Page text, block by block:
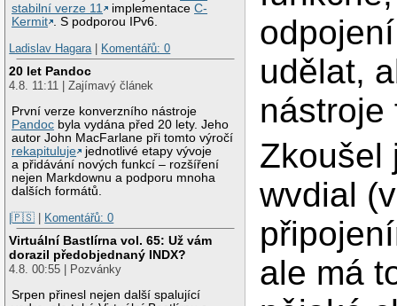
stabilní verze 11
implementaceC-
Kermit . S podporou IPv6.
Ladislav Hagara | Komentářů: 0
20 let Pandoc
4.8. 11:11 | Zajímavý článek
První verze konverzního nástroje
Pandoc byla vydána před 20 lety. Jeho
autor John MacFarlane při tomto výročí
rekapituluje
jednotlivé etapy vývoje
a přidávání nových funkcí – rozšíření
nejen Markdownu a podporu mnoha
dalších formátů.
|🇵🇸 | Komentářů: 0
Virtuální Bastlírna vol. 65: Už vám
dorazil předobjednaný INDX?
4.8. 00:55 | Pozvánky
Srpen přinesl nejen další spalující
udělat,
nástroje
Zkoušel
wvdial
ale má